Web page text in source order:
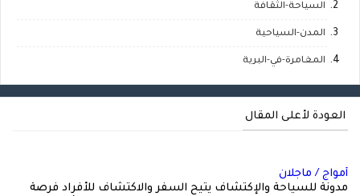
السياحة-الثقافة
المدن-السياحية
المغامرة-في-البرية
العودة لأعلى المقال
أمواج / ماجلان
مدونة للسياحة والإكتشاف يتيح السفر والاكتشاف للأفراد فرصة